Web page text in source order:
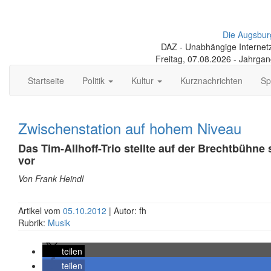
Die
DAZ - Unabhängige
Freitag, 07.08.2026 -
Startseite
Politik Kultur Kurznachrichten
Zwischenstation auf hohem Niveau
Das Tim-Allhoff-Trio stellte auf der Brechtbühne
vor
Von Frank Heindl
Artikel vom 05.10.2012 | Autor: fh
Rubrik: Musik
teilen
teilen